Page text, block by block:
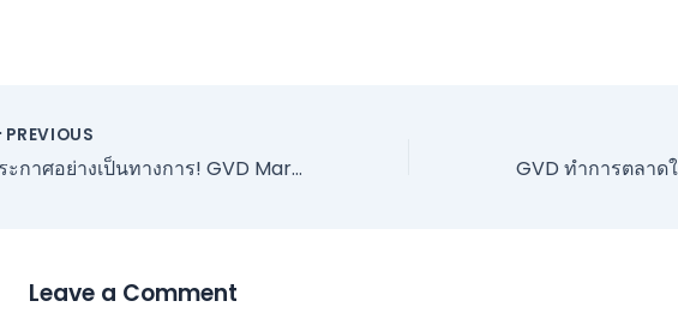
PREVIOUS
ประกาศอย่างเป็นทางการ! GVD Markets บรรลุข้อตกลงความร่วมมือกับ Milan Trajkovic อย่างเป็นทางการแล้ว!
Leave a Comment